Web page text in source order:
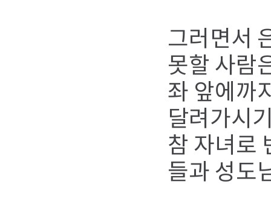
그러면서
못할 사람
좌 앞에까
달려가시
참 자녀로
들과 성도